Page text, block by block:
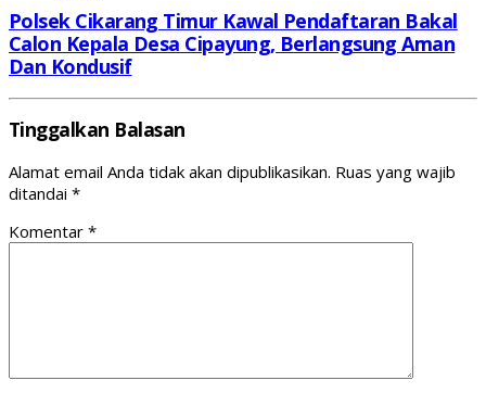
Polsek Cikarang Timur Kawal Pendaftaran Bakal
Calon Kepala Desa Cipayung, Berlangsung Aman
Dan Kondusif
Tinggalkan Balasan
Alamat email Anda tidak akan dipublikasikan. Ruas yang wajib
ditandai *
Komentar *